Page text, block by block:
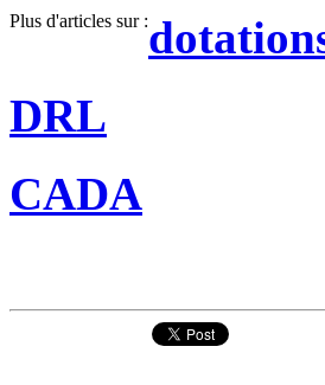
Plus d'articles sur :
DRL
CADA